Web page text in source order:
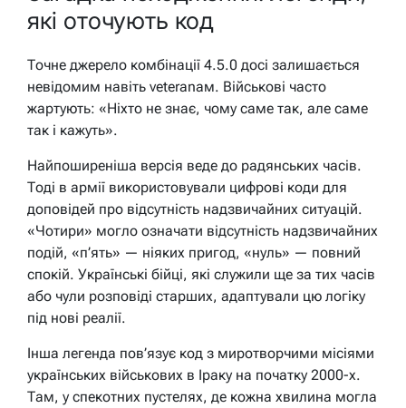
які оточують код
Точне джерело комбінації 4.5.0 досі залишається
невідомим навіть veteranам. Військові часто
жартують: «Ніхто не знає, чому саме так, але саме
так і кажуть».
Найпоширеніша версія веде до радянських часів.
Тоді в армії використовували цифрові коди для
доповідей про відсутність надзвичайних ситуацій.
«Чотири» могло означати відсутність надзвичайних
подій, «п’ять» — ніяких пригод, «нуль» — повний
спокій. Українські бійці, які служили ще за тих часів
або чули розповіді старших, адаптували цю логіку
під нові реалії.
Інша легенда пов’язує код з миротворчими місіями
українських військових в Іраку на початку 2000-х.
Там, у спекотних пустелях, де кожна хвилина могла